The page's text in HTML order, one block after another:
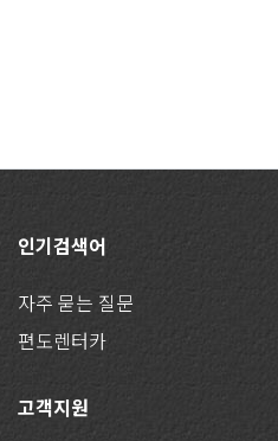
인기검색어
자주 묻는 질문
편도렌터카
고객지원